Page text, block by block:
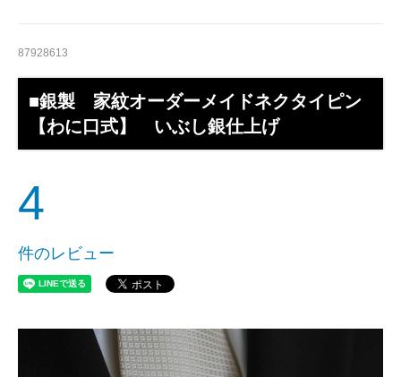
87928613
■銀製 家紋オーダーメイドネクタイピン
【わに口式】 いぶし銀仕上げ
4
件のレビュー